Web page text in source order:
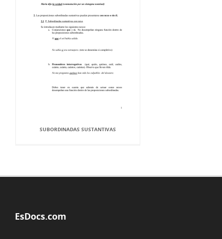
SUBORDINADAS SUSTANTIVAS
EsDocs.com